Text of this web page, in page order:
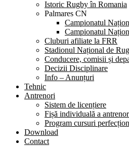
Istoric Rugby în Romania
Palmares CN
Campionatul
Campionatul
Cluburi afiliate la FRR
Stadionul Național de
Conducere, comisii și
Decizii Disciplinare
Info – Anunțuri
Tehnic
Antrenori
Sistem de licențiere
Fișă individuală a
Program cursuri
Download
Contact